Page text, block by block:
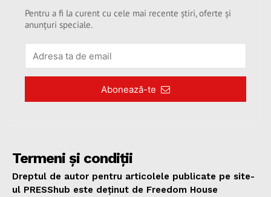
Pentru a fi la curent cu cele mai recente știri, oferte și
anunțuri speciale.
Abonează-te
Termeni și condiții
Dreptul de autor pentru articolele publicate pe site-
ul PRESShub este deținut de Freedom House